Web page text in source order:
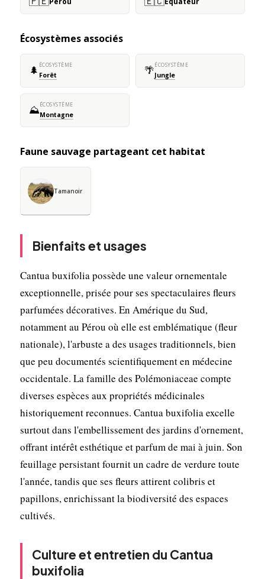
Écosystèmes associés
🌲 ÉCOSYSTÈME
Forêt 🌴ÉCOSYSTÈME
Jungle
⛰️ÉCOSYSTÈME
Montagne
Faune sauvage partageant cet habitat
Tamanoir
Bienfaits et usages
Cantua buxifolia possède une valeur ornementale
exceptionnelle, prisée pour ses spectaculaires fleurs
parfumées décoratives. En Amérique du Sud,
notamment au Pérou où elle est emblématique (fleur
nationale), l'arbuste a des usages traditionnels, bien
que peu documentés scientifiquement en médecine
occidentale. La famille des Polémoniaceae compte
diverses espèces aux propriétés médicinales
historiquement reconnues. Cantua buxifolia excelle
surtout dans l'embellissement des jardins d'ornement,
offrant intérêt esthétique et parfum de mai à juin. Son
feuillage persistant fournit un cadre de verdure toute
l'année, tandis que ses fleurs attirent colibris et
papillons, enrichissant la biodiversité des espaces
cultivés.
Culture et entretien du Cantua
buxifolia